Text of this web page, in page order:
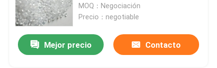
polipropileno de RoHS
MOQ：Negociación
Precio：negotiable
Mejor precio Contacto